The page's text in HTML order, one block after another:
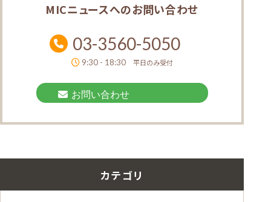
MICニュースへのお問い合わせ
03-3560-5050
9:30 - 18:30 平日のみ受付
お問い合わせ
カテゴリ